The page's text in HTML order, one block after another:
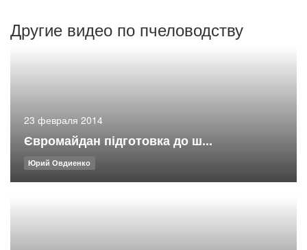
Другие видео по пчеловодству
23 февраля 2014
Євромайдан підготовка до ш...
Юрий Овдиенко